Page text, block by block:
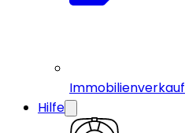
Immobilienverkauf
Hilfe